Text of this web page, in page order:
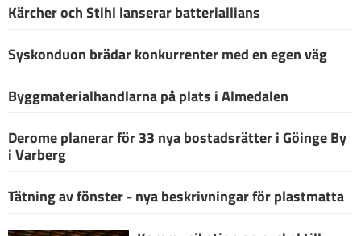
Kärcher och Stihl lanserar batteriallians
Syskonduon brädar konkurrenter med en egen väg
Byggmaterialhandlarna på plats i Almedalen
Derome planerar för 33 nya bostadsrätter i Göinge By
i Varberg
Tätning av fönster - nya beskrivningar för plastmatta